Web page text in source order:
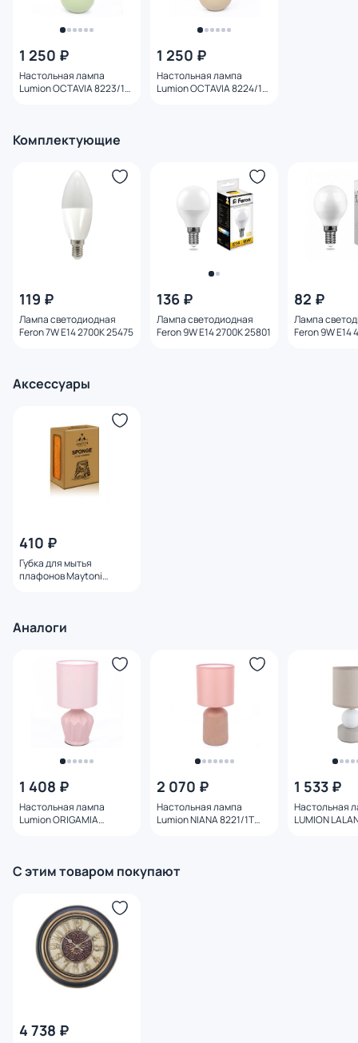
1 250 ₽
Настольная лампа
Lumion OCTAVIA 8223/1T
1 250 ₽
Настольная лампа
Lumion OCTAVIA 8224/1T
Комплектующие
119 ₽
Лампа светодиодная
Feron 7W E14 2700K 25475
136 ₽
Лампа светодиодная
Feron 9W E14 2700K 25801
82 ₽
Лампа
Feron 9W E14
Аксессуары
410 ₽
Губка для мытья
плафонов Maytoni
Аналоги
1 408 ₽
Настольная лампа
Lumion ORIGAMIA
2 070 ₽
Настольная лампа
Lumion NIANA 8221/1T
1 533 ₽
Настольная
LUMION
С этим товаром покупают
4 738 ₽